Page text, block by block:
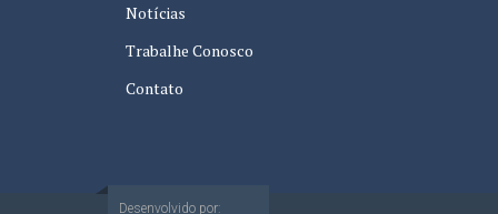
Notícias
Trabalhe Conosco
Contato
Desenvolvido por: